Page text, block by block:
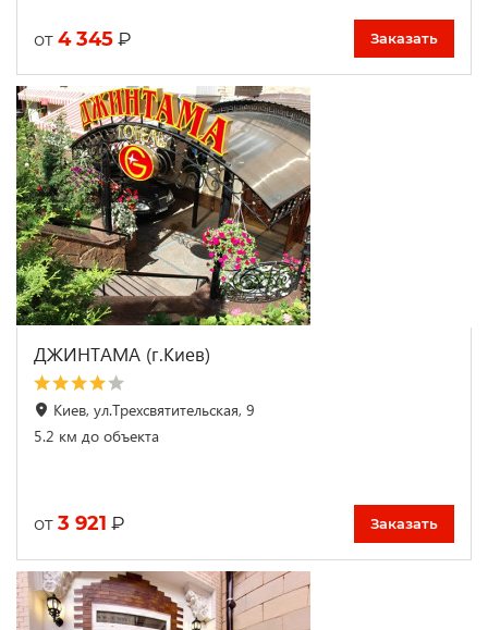
от 4 345 ₽ Заказать
ДЖИНТАМА (г.Киев)
Киев, ул.Трехсвятительская, 9
5.2 км до объекта
от 3 921 ₽ Заказать